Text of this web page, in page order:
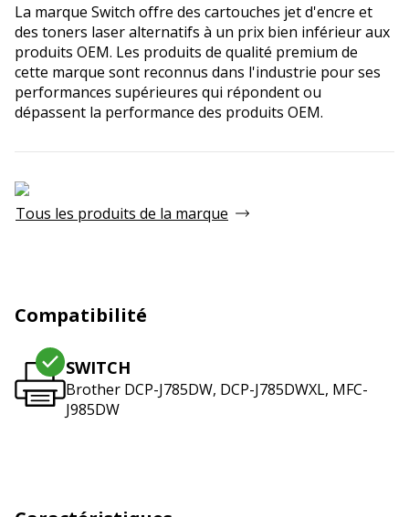
La marque Switch offre des cartouches jet d'encre et
des toners laser alternatifs à un prix bien inférieur aux
produits OEM. Les produits de qualité premium de
cette marque sont reconnus dans l'industrie pour ses
performances supérieures qui répondent ou
dépassent la performance des produits OEM.
Tous les produits de la marque
Compatibilité
SWITCH
Brother DCP-J785DW, DCP-J785DWXL, MFC-
J985DW